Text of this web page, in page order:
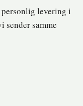
levering i
sender samme